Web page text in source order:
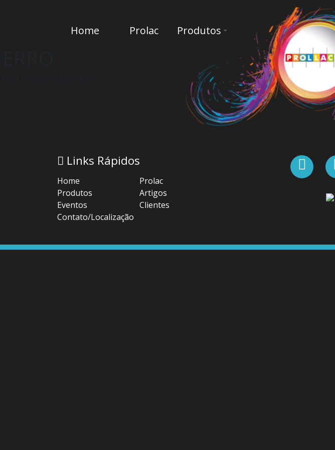
Home Prolac Produtos
Links Rápidos
Home
Prolac
Produtos
Artigos
Eventos
Clientes
Contato/Localização